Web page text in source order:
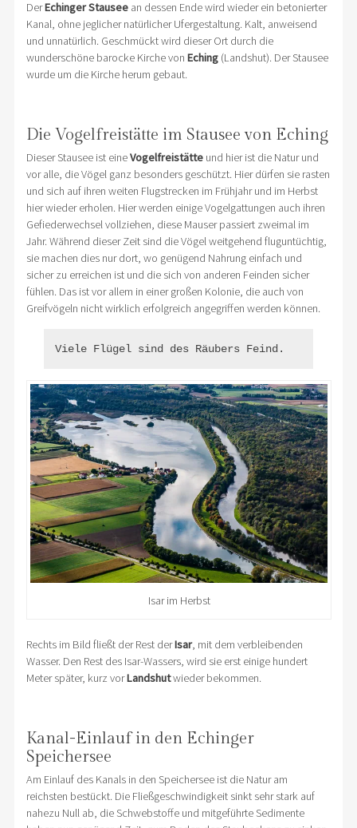
DerEchinger Stauseean dessen Ende wird wieder ein betonierter
Kanal, ohne jeglicher natürlicher Ufergestaltung. Kalt, anweisend
und unnatürlich. Geschmückt wird dieser Ort durch die
wunderschöne barocke Kirche von Eching(Landshut). Der Stausee
wurde um die Kirche herum gebaut.
Die Vogelfreistätte im Stausee von Eching
Dieser Stausee ist eineVogelfreistätteund hier ist die Natur und
vor alle, die Vögel ganz besonders geschützt. Hier dürfen sie rasten
und sich auf ihren weiten Flugstrecken im Frühjahr und im Herbst
hier wieder erholen. Hier werden einige Vogelgattungen auch ihren
Gefiederwechsel vollziehen, diese Mauser passiert zweimal im
Jahr. Während dieser Zeit sind die Vögel weitgehend fluguntüchtig,
sie machen dies nur dort, wo genügend Nahrung einfach und
sicher zu erreichen ist und die sich von anderen Feinden sicher
fühlen. Das ist vor allem in einer großen Kolonie, die auch von
Greifvögeln nicht wirklich erfolgreich angegriffen werden können.
Viele Flügel sind des Räubers Feind.
Isar im Herbst
Rechts im Bild fließt der Rest derIsar, mit dem verbleibenden
Wasser. Den Rest des Isar-Wassers, wird sie erst einige hundert
Meter später, kurz vorLandshutwieder bekommen.
Kanal-Einlauf in den Echinger
Speichersee
Am Einlauf des Kanals in den Speichersee ist die Natur am
reichsten bestückt. Die Fließgeschwindigkeit sinkt sehr stark auf
nahezu Null ab, die Schwebstoffe und mitgeführte Sedimente